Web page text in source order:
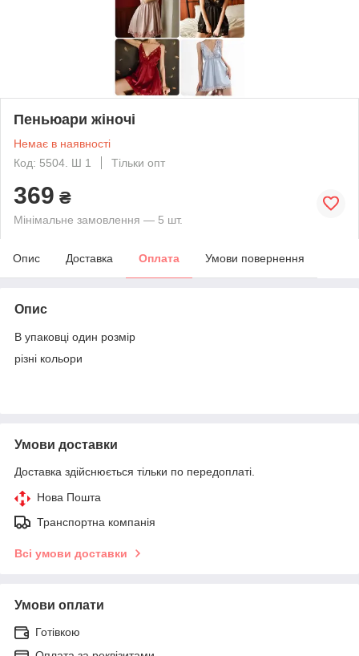
Пеньюари жіночі
Немає в наявності
Код: 5504. Ш 1
Тільки опт
369 ₴
Мінімальне замовлення — 5 шт.
Опис Доставка Оплата Умови повернення
Опис
В упаковці один розмір
різні кольори
Умови доставки
Доставка здійснюється тільки по передоплаті.
Нова Пошта
Транспортна компанія
Всі умови доставки
Умови оплати
Готівкою